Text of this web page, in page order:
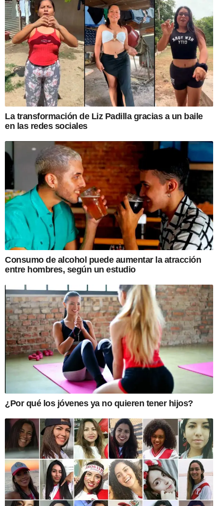
La transformación de Liz Padilla gracias a un baile
en las redes sociales
Consumo de alcohol puede aumentar la atracción
entre hombres, según un estudio
¿Por qué los jóvenes ya no quieren tener hijos?